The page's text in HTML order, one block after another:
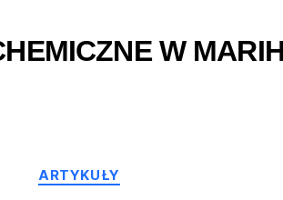
W
Kategorie
ARTYKUŁY